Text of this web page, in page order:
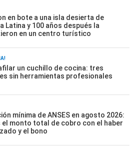
en bote a una isla desierta de
Latina y 100 años después la
en un centro turístico
un cuchillo de cocina: tres
sin herramientas profesionales
mínima de ANSES en agosto 2026:
el monto total de cobro con el haber
y el bono